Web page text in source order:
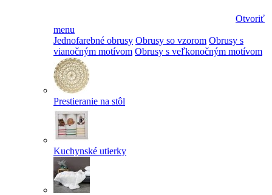
Otvoriť
menu
Jednofarebné obrusy Obrusy so vzorom Obrusy s
vianočným motívom Obrusy s veľkonočným motívom
Prestieranie na stôl
Kuchynské utierky